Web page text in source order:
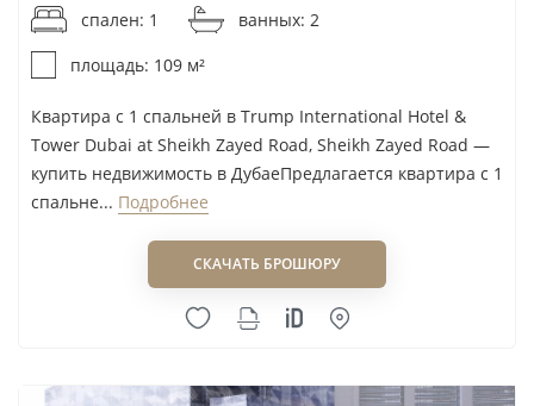
спален: 1
ванных: 2
площадь: 109 м²
Квартира с 1 спальней в Trump International Hotel &
Tower Dubai at Sheikh Zayed Road, Sheikh Zayed Road —
купить недвижимость в ДубаеПредлагается квартира с 1
спальне... Подробнее
СКАЧАТЬ БРОШЮРУ